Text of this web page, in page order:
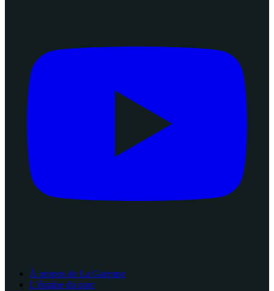
À propos de La Garenne
L’équipe du parc